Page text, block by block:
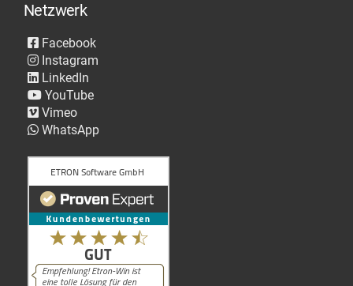
Netzwerk
Facebook
Instagram
LinkedIn
YouTube
Vimeo
WhatsApp